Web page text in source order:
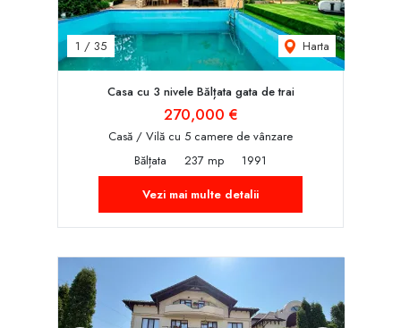
1 / 35 Harta
Casa cu 3 nivele Bălțata gata de trai
270,000 €
Casă / Vilă cu 5 camere de vânzare
Bălțata
237 mp
1991
Vezi mai multe detalii